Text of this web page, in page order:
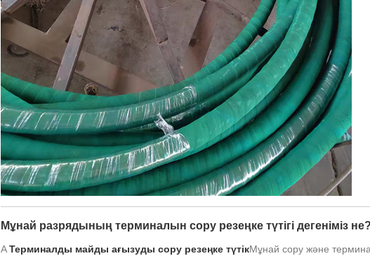
Мұнай разрядының терминалын сору резеңке түтігі дегеніміз не?
AТерминалды майды ағызуды сору резеңке түтікМұнай сору және